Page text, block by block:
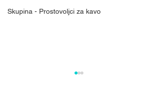
Skupina - Prostovoljci za kavo